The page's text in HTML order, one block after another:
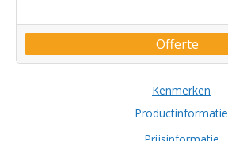
Offerte
Kenmerken
Productinformatie